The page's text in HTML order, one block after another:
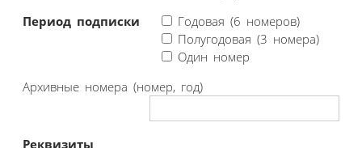
Период подписки
Годовая (6 номеров)
Полугодовая (3 номера)
Один номер
Архивные номера (номер, год)
Реквизиты